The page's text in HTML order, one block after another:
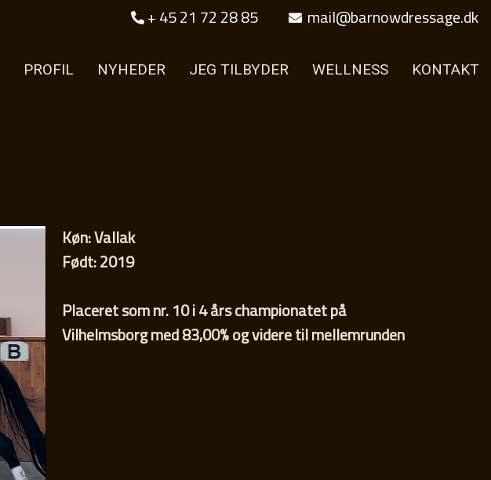
+ 45 21 72 28 85 mail@barnowdressage.dk
PROFIL NYHEDER JEG TILBYDER WELLNESS KONTAKT
Køn: Vallak
Født: 2019
Placeret som nr. 10 i 4 års championatet på
Vilhelmsborg med 83,00% og videre til mellemrunden